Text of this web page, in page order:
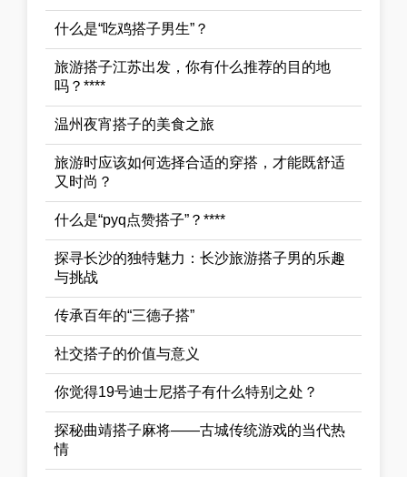
什么是“吃鸡搭子男生”？
旅游搭子江苏出发，你有什么推荐的目的地
吗？****
温州夜宵搭子的美食之旅
旅游时应该如何选择合适的穿搭，才能既舒适
又时尚？
什么是“pyq点赞搭子”？****
探寻长沙的独特魅力：长沙旅游搭子男的乐趣
与挑战
传承百年的“三德子搭”
社交搭子的价值与意义
你觉得19号迪士尼搭子有什么特别之处？
探秘曲靖搭子麻将——古城传统游戏的当代热
情